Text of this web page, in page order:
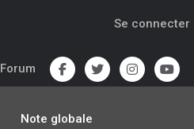
Se connecter
Forum
Note globale